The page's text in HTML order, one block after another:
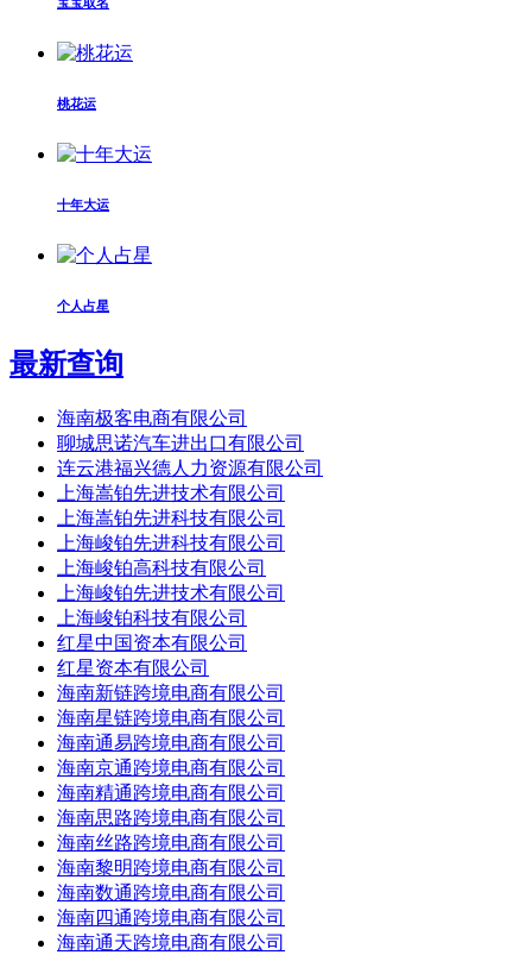
桃花运
十年大运
个人占星
最新查询
海南极客电商有限公司
聊城思诺汽车进出口有限公司
连云港福兴德人力资源有限公司
上海嵩铂先进技术有限公司
上海嵩铂先进科技有限公司
上海峻铂先进科技有限公司
上海峻铂高科技有限公司
上海峻铂先进技术有限公司
上海峻铂科技有限公司
红星中国资本有限公司
红星资本有限公司
海南新链跨境电商有限公司
海南星链跨境电商有限公司
海南通易跨境电商有限公司
海南京通跨境电商有限公司
海南精通跨境电商有限公司
海南思路跨境电商有限公司
海南丝路跨境电商有限公司
海南黎明跨境电商有限公司
海南数通跨境电商有限公司
海南四通跨境电商有限公司
海南通天跨境电商有限公司